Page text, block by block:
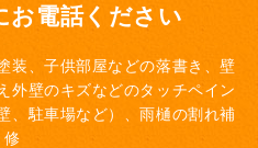
お電話ください
装、子供部屋などの落書き、壁
外壁のキズなどのタッチペイン
、駐車場など）、雨樋の割れ補
修